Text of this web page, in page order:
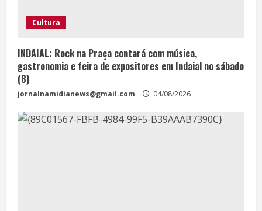
Cultura
INDAIAL: Rock na Praça contará com música,
gastronomia e feira de expositores em Indaial no sábado
(8)
jornalnamidianews@gmail.com 04/08/2026